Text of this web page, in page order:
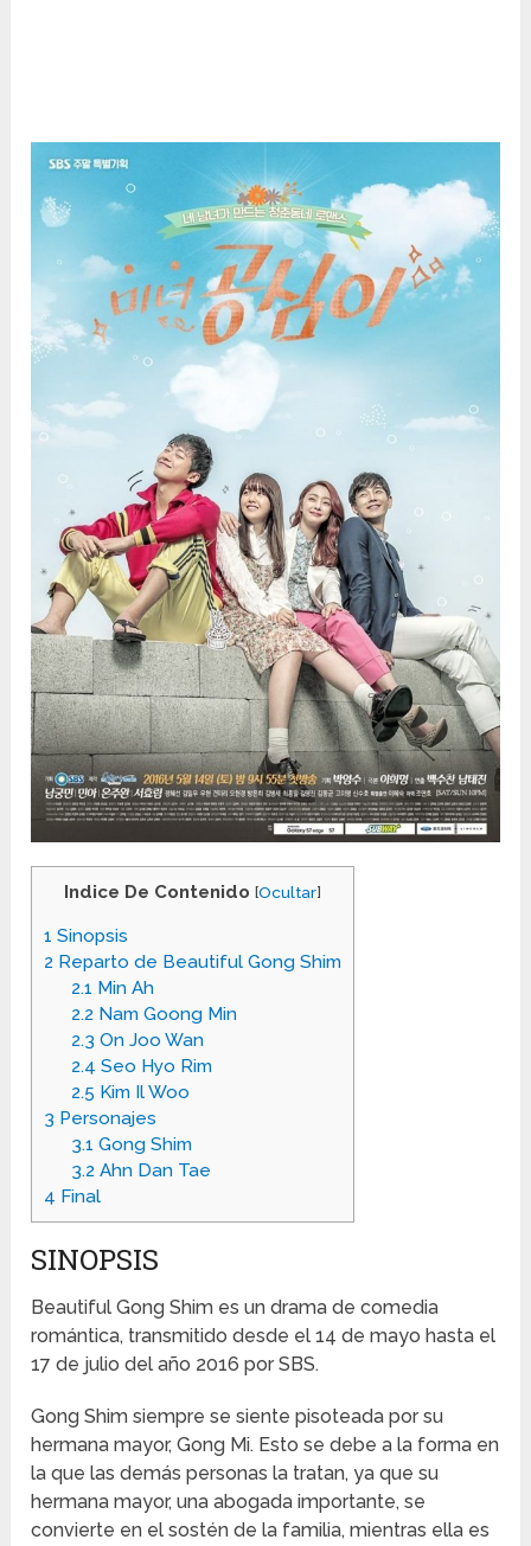
Indice De Contenido [Ocultar]
1 Sinopsis
2 Reparto de Beautiful Gong Shim
2.1 Min Ah
2.2 Nam Goong Min
2.3 On Joo Wan
2.4 Seo Hyo Rim
2.5 Kim Il Woo
3 Personajes
3.1 Gong Shim
3.2 Ahn Dan Tae
4 Final
SINOPSIS
Beautiful Gong Shim es un drama de comedia
romántica, transmitido desde el 14 de mayo hasta el
17 de julio del año 2016 por SBS.
Gong Shim siempre se siente pisoteada por su
hermana mayor, Gong Mi. Esto se debe a la forma en
la que las demás personas la tratan, ya que su
hermana mayor, una abogada importante, se
convierte en el sostén de la familia, mientras ella es